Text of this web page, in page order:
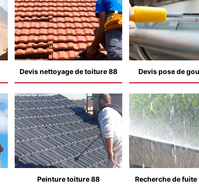
Devis nettoyage de toiture 88 Devis pose de
Peinture toiture 88 Recherche de